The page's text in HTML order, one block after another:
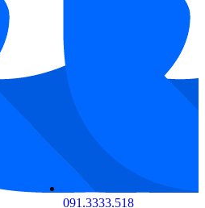
091.3333.518